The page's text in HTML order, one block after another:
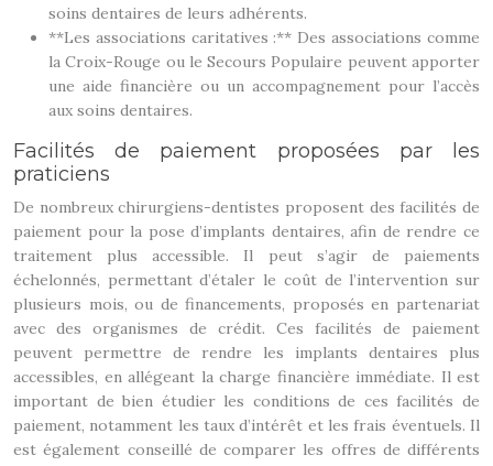
soins dentaires de leurs adhérents.
**Les associations caritatives :** Des associations comme
la Croix-Rouge ou le Secours Populaire peuvent apporter
une aide financière ou un accompagnement pour l’accès
aux soins dentaires.
Facilités de paiement proposées par les
praticiens
De nombreux chirurgiens-dentistes proposent des facilités de
paiement pour la pose d’implants dentaires, afin de rendre ce
traitement plus accessible. Il peut s’agir de paiements
échelonnés, permettant d’étaler le coût de l’intervention sur
plusieurs mois, ou de financements, proposés en partenariat
avec des organismes de crédit. Ces facilités de paiement
peuvent permettre de rendre les implants dentaires plus
accessibles, en allégeant la charge financière immédiate. Il est
important de bien étudier les conditions de ces facilités de
paiement, notamment les taux d’intérêt et les frais éventuels. Il
est également conseillé de comparer les offres de différents